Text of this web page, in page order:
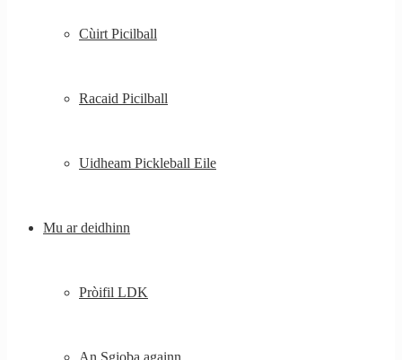
Cùirt Picilball
Racaid Picilball
Uidheam Pickleball Eile
Mu ar deidhinn
Pròifil LDK
An Sgioba againn